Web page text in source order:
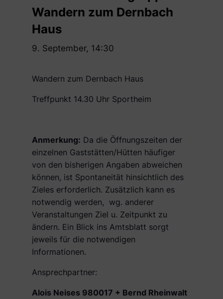
Wandern zum Dernbach
Haus
9. September, 14:30
Wandern zum Dernbach Haus
Treffpunkt 14.30 Uhr Sportheim
Anmerkung: Da die Öffnungszeiten der
einzelnen Gaststätten/Hütten häufiger
von den bisherigen Angaben abweichen
können, ist Spontaneität hinsichtlich des
Zieles erforderlich. Zusätzlich kann es
notwendig werden, wg. anderer
Veranstaltungen Ziel u. Zeitpunkt zu
ändern. Ein Blick ins Amtsblatt sorgt
jeweils für die notwendigen
Informationen.
Ansprechpartner:
Alois Neises 980017 + Bernd Rheinwalt